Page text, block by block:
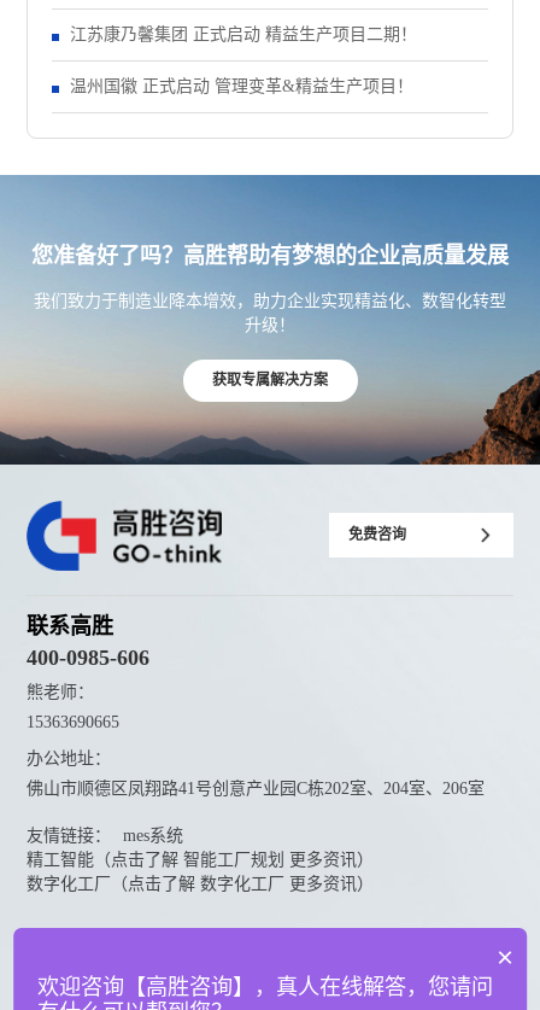
江苏康乃馨集团 正式启动 精益生产项目二期！
温州国徽 正式启动 管理变革&精益生产项目！
您准备好了吗？高胜帮助有梦想的企业高质量发展
我们致力于制造业降本增效，助力企业实现精益化、数智化转型
升级！
获取专属解决方案
免费咨询
联系高胜
400-0985-606
熊老师：
15363690665
办公地址：
佛山市顺德区凤翔路41号创意产业园C栋202室、204室、206室
友情链接：
mes系统
精工智能（点击了解 智能工厂规划 更多资讯）
数字化工厂（点击了解 数字化工厂 更多资讯）
×
欢迎咨询【高胜咨询】，真人在线解答，您请问